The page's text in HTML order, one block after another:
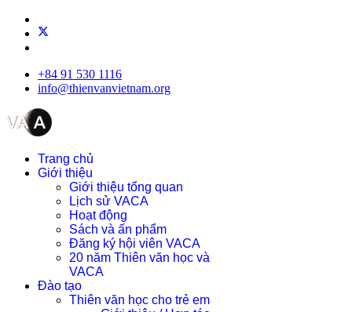
+84 91 530 1116
info@thienvanvietnam.org
Trang chủ
Giới thiệu
Giới thiệu tổng quan
Lịch sử VACA
Hoạt động
Sách và ấn phẩm
Đăng ký hội viên VACA
20 năm Thiên văn học và
VACA
Đào tạo
Thiên văn học cho trẻ em